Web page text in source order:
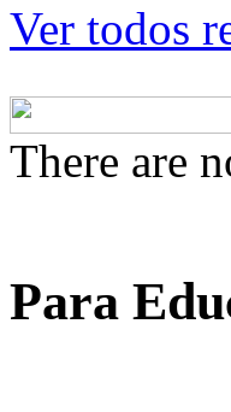
Ver todos
There are
Para